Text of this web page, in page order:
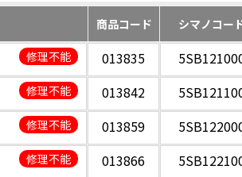
商品コード シマノコー
修理不能 013835
修理不能 013842
修理不能 013859
修理不能 013866